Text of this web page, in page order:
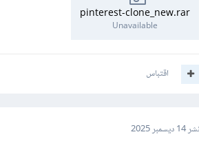
pinterest-clone_new.rar
Unavailable
اقتباس
نشر14 ديسمبر 2025